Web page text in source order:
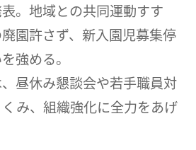
。地域との共同運動すす
園許さず、新入園児募集停
強める。
昼休み懇談会や若手職員対
み、組織強化に全力をあげ